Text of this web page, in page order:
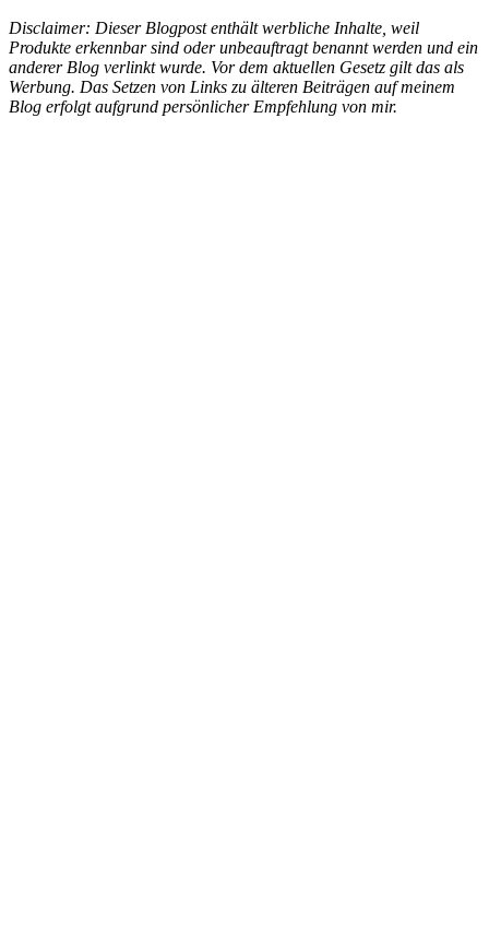
Disclaimer: Dieser Blogpost enthält werbliche Inhalte, weil
Produkte erkennbar sind oder unbeauftragt benannt werden und ein
anderer Blog verlinkt wurde. Vor dem aktuellen Gesetz gilt das als
Werbung. Das Setzen von Links zu älteren Beiträgen auf meinem
Blog erfolgt aufgrund persönlicher Empfehlung von mir.